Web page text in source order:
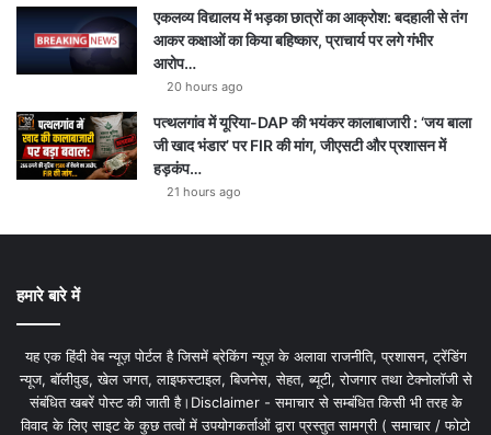
एकलव्य विद्यालय में भड़का छात्रों का आक्रोश: बदहाली से तंग
आकर कक्षाओं का किया बहिष्कार, प्राचार्य पर लगे गंभीर
आरोप…
20 hours ago
पत्थलगांव में यूरिया-DAP की भयंकर कालाबाजारी : ‘जय बाला
जी खाद भंडार’ पर FIR की मांग, जीएसटी और प्रशासन में
हड़कंप…
21 hours ago
हमारे बारे में
यह एक हिंदी वेब न्यूज़ पोर्टल है जिसमें ब्रेकिंग न्यूज़ के अलावा राजनीति, प्रशासन, ट्रेंडिंग
न्यूज, बॉलीवुड, खेल जगत, लाइफस्टाइल, बिजनेस, सेहत, ब्यूटी, रोजगार तथा टेक्नोलॉजी से
संबंधित खबरें पोस्ट की जाती है।Disclaimer - समाचार से सम्बंधित किसी भी तरह के
विवाद के लिए साइट के कुछ तत्वों में उपयोगकर्ताओं द्वारा प्रस्तुत सामग्री ( समाचार / फोटो